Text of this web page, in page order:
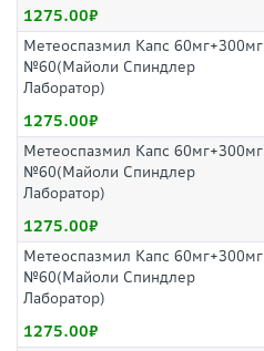
1275.00
Метеоспазмил Капс 60мг+300мг
№60(Майоли Спиндлер
Лаборатор)
1275.00
Метеоспазмил Капс 60мг+300мг
№60(Майоли Спиндлер
Лаборатор)
1275.00
Метеоспазмил Капс 60мг+300мг
№60(Майоли Спиндлер
Лаборатор)
1275.00